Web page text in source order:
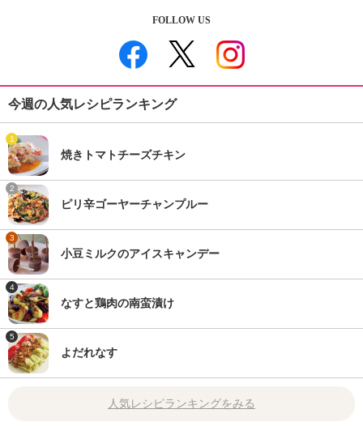
FOLLOW US
今週の人気レシピランキング
1
焼きトマトチーズチキン
2
ピリ辛ゴーヤーチャンプルー
3
小豆ミルクのアイスキャンデー
4
なすと鶏肉の南蛮漬け
5
よだれなす
人気レシピランキングをみる